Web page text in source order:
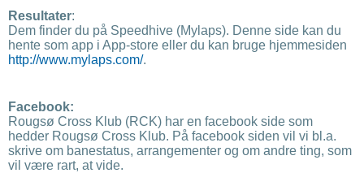
Resultater:
Dem finder du på Speedhive (Mylaps). Denne side kan du
hente som app i App-store eller du kan bruge hjemmesiden
http://www.mylaps.com/.
Facebook:
Rougsø Cross Klub (RCK) har en facebook side som
hedder Rougsø Cross Klub. På facebook siden vil vi bl.a.
skrive om banestatus, arrangementer og om andre ting, som
vil være rart, at vide.